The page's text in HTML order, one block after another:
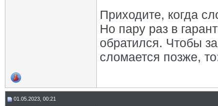
Приходите, когда
Но пару раз в
обратился. Чтобы
сломается позже,
01.05.2023, 00:21